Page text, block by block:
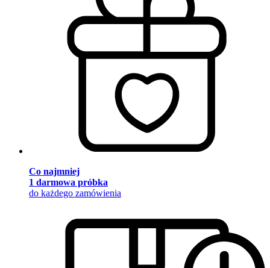
Co najmniej
1 darmowa próbka
do każdego zamówienia